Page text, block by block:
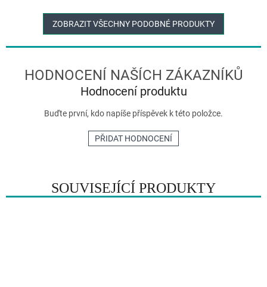
SOUVISEJÍCÍ PRODUKTY
ZOBRAZIT VŠECHNY PODOBNÉ PRODUKTY
Hodnocení produktu
Buďte první, kdo napíše příspěvek k této položce.
PŘIDAT HODNOCENÍ